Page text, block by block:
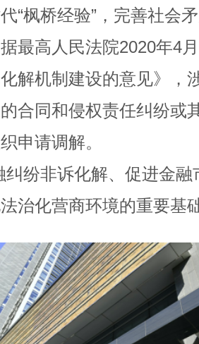
“枫桥经验”，完善社会
最高人民法院2020年4
解机制建设的意见》，
合同和侵权责任纠纷或
申请调解。
非诉化解、促进金融
治化营商环境的重要基